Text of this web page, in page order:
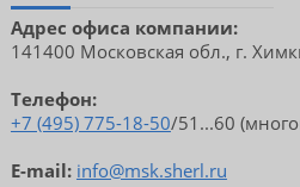
Адрес офиса компании:
141400 Московская обл., г.
Телефон:
+7 (495) 775-18-50/51...60
E-mail: info@msk.sherl.ru